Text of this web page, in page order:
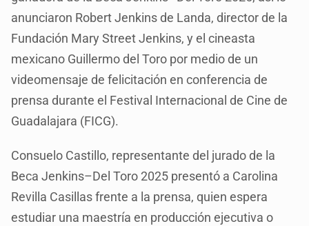
anunciaron Robert Jenkins de Landa, director de la
Fundación Mary Street Jenkins, y el cineasta
mexicano Guillermo del Toro por medio de un
videomensaje de felicitación en conferencia de
prensa durante el Festival Internacional de Cine de
Guadalajara (FICG).
Consuelo Castillo, representante del jurado de la
Beca Jenkins–Del Toro 2025 presentó a Carolina
Revilla Casillas frente a la prensa, quien espera
estudiar una maestría en producción ejecutiva o